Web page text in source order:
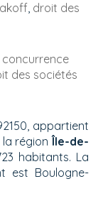
, droit des
des sociétés
appartient
la régionÎle-de-
habitants. La
est Boulogne-